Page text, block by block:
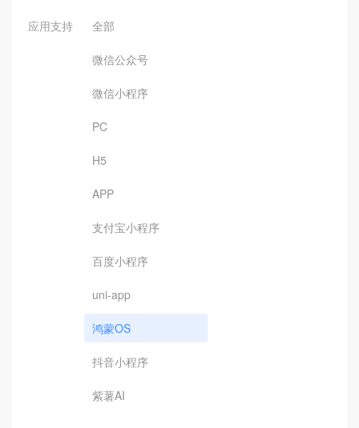
应用支持 全部
微信公众号
微信小程序
PC
H5
APP
支付宝小程序
百度小程序
uni-app
鸿蒙OS
抖音小程序
紫薯AI